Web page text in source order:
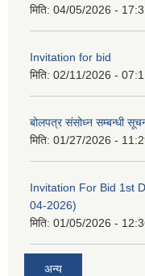
मिति: 04/05/2026 -
Invitation for bid
मिति: 02/11/2026 -
बोलपत्र संसोध्न सम्बन्धी
मिति: 01/27/2026 -
Invitation For Bid 1st
04-2026)
मिति: 01/05/2026 -
अन्य